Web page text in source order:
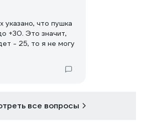
указано, что пушка
+30. Это значит,
- 25, то я не могу
все вопросы